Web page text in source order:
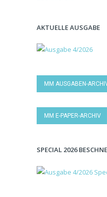
AKTUELLE AUSGABE
MM AUSGABEN-
MM E-PAPER-ARCHIV
SPECIAL 2026